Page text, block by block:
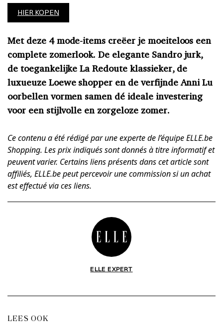
HIER KOPEN
Met deze 4 mode-items creëer je moeiteloos een
complete zomerlook. De elegante Sandro jurk,
de toegankelijke La Redoute klassieker, de
luxueuze Loewe shopper en de verfijnde Anni Lu
oorbellen vormen samen dé ideale investering
voor een stijlvolle en zorgeloze zomer.
Ce contenu a été rédigé par une experte de l’équipe ELLE.be
Shopping. Les prix indiqués sont donnés à titre informatif et
peuvent varier. Certains liens présents dans cet article sont
affiliés, ELLE.be peut percevoir une commission si un achat
est effectué via ces liens.
ELLE EXPERT
LEES OOK